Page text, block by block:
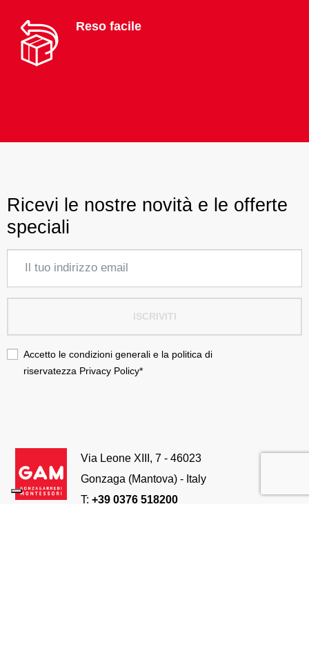
Reso facile
Ricevi le nostre novità e le offerte
speciali
ISCRIVITI
Accetto le condizioni generali e la politica di
riservatezza Privacy Policy*
Via Leone XIII, 7 - 46023
Gonzaga (Mantova) - Italy
T: +39 0376 518200